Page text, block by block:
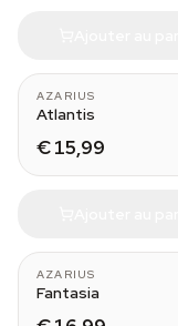
AZARIUS
Atlantis
€ 15,99
AZARIUS
Fantasia